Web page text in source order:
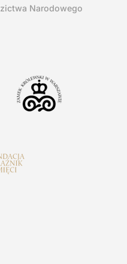
Narodowego